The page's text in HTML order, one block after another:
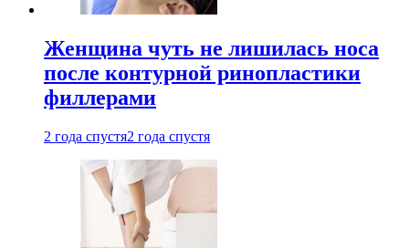
Женщина чуть не лишилась носа
после контурной ринопластики
филлерами
2 года спустя2 года спустя